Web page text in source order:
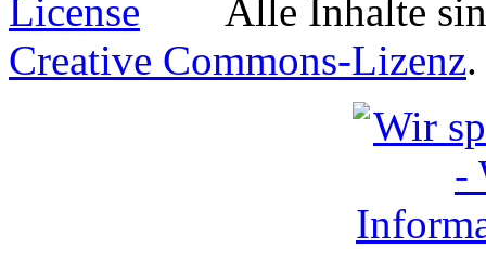
Alle Inhalte
Creative Commons-Lizenz.